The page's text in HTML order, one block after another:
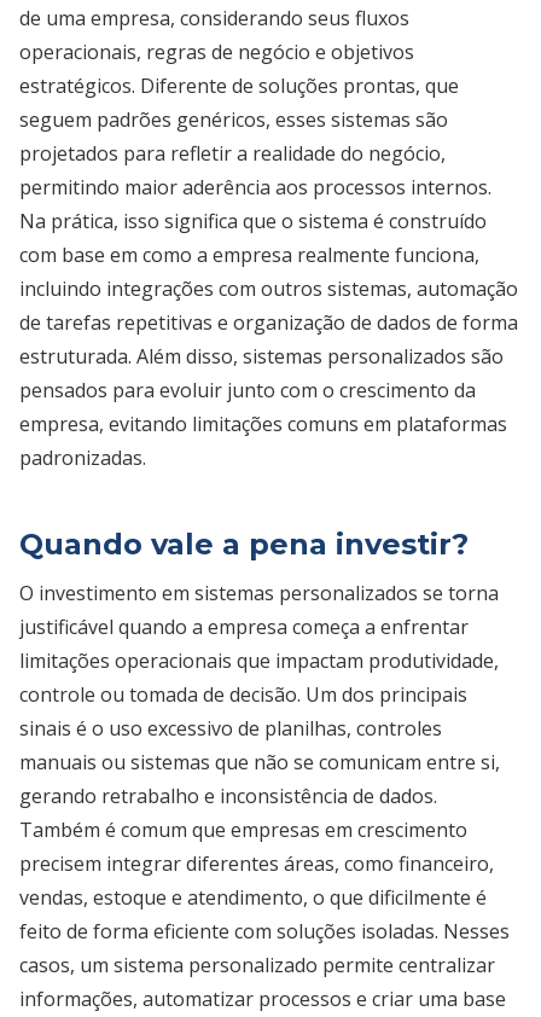
de uma empresa, considerando seus fluxos
operacionais, regras de negócio e objetivos
estratégicos. Diferente de soluções prontas, que
seguem padrões genéricos, esses sistemas são
projetados para refletir a realidade do negócio,
permitindo maior aderência aos processos internos.
Na prática, isso significa que o sistema é construído
com base em como a empresa realmente funciona,
incluindo integrações com outros sistemas, automação
de tarefas repetitivas e organização de dados de forma
estruturada. Além disso, sistemas personalizados são
pensados para evoluir junto com o crescimento da
empresa, evitando limitações comuns em plataformas
padronizadas.
Quando vale a pena investir?
O investimento em sistemas personalizados se torna
justificável quando a empresa começa a enfrentar
limitações operacionais que impactam produtividade,
controle ou tomada de decisão. Um dos principais
sinais é o uso excessivo de planilhas, controles
manuais ou sistemas que não se comunicam entre si,
gerando retrabalho e inconsistência de dados.
Também é comum que empresas em crescimento
precisem integrar diferentes áreas, como financeiro,
vendas, estoque e atendimento, o que dificilmente é
feito de forma eficiente com soluções isoladas. Nesses
casos, um sistema personalizado permite centralizar
informações, automatizar processos e criar uma base